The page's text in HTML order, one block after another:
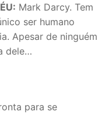
Mark Darcy. Tem
ser humano
Apesar de ninguém
dele…
para se